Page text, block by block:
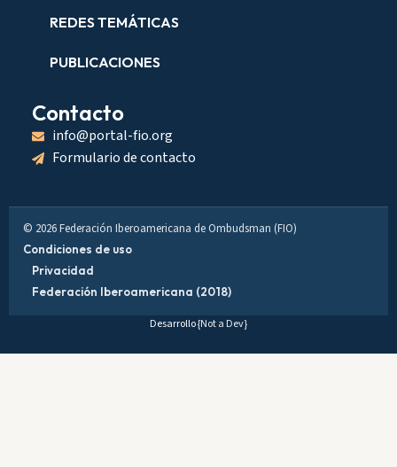
REDES TEMÁTICAS
PUBLICACIONES
Contacto
info@portal-fio.org
Formulario de contacto
© 2026 Federación Iberoamericana de Ombudsman (FIO)
Condiciones de uso
Privacidad
Federación Iberoamericana (2018)
Desarrollo{Not a Dev}